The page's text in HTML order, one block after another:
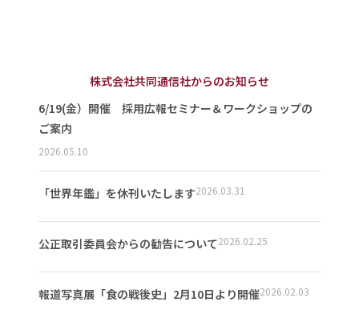
株式会社共同通信社からのお知らせ
6/19(金）開催 採用広報セミナー＆ワークショップの
ご案内
2026.05.10
「世界年鑑」を休刊いたします2026.03.31
公正取引委員会からの勧告について2026.02.25
報道写真展「食の戦後史」2月10日より開催2026.02.03